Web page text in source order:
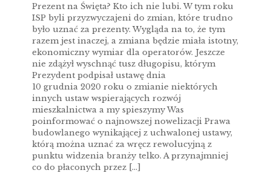
Prezent na Święta? Kto ich nie lubi. W tym roku
ISP byli przyzwyczajeni do zmian, które trudno
było uznać za prezenty. Wygląda na to, że tym
razem jest inaczej, a zmiana będzie miała istotny,
ekonomiczny wymiar dla operatorów. Jeszcze
nie zdążył wyschnąć tusz długopisu, którym
Prezydent podpisał ustawę dnia
10 grudnia 2020 roku o zmianie niektórych
innych ustaw wspierających rozwój
mieszkalnictwa a my spieszymy Was
poinformować o najnowszej nowelizacji Prawa
budowlanego wynikającej z uchwalonej ustawy,
którą można uznać za wręcz rewolucyjną z
punktu widzenia branży telko. A przynajmniej
co do płaconych przez […]